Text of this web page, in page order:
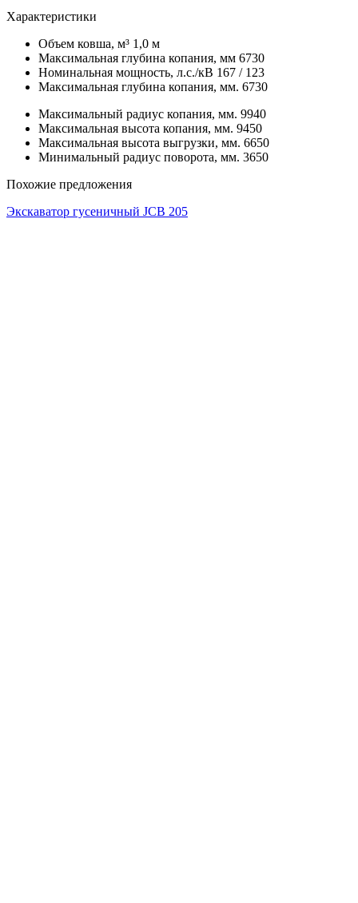
Характеристики
Объем ковша, м³ 1,0 м
Максимальная глубина копания, мм 6730
Номинальная мощность, л.с./кВ 167 / 123
Максимальная глубина копания, мм. 6730
Максимальный радиус копания, мм. 9940
Максимальная высота копания, мм. 9450
Максимальная высота выгрузки, мм. 6650
Минимальный радиус поворота, мм. 3650
Похожие предложения
Экскаватор гусеничный JCB 205